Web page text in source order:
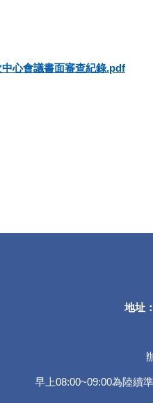
心會議書面審查紀錄.pdf
地址
早上08:00~09:00為陸續